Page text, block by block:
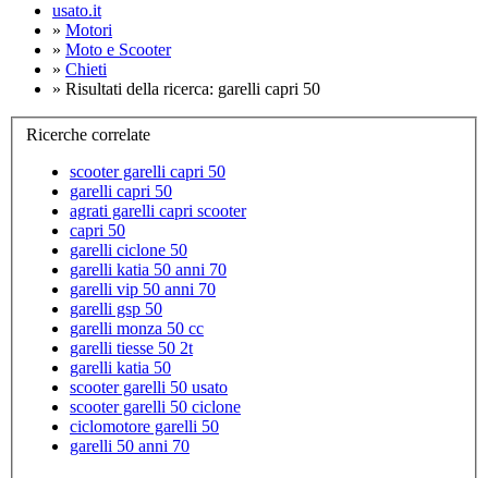
usato.it
» Motori
» Moto e Scooter
» Chieti
» Risultati della ricerca: garelli capri 50
Ricerche correlate
scooter garelli capri 50
garelli capri 50
agrati garelli capri scooter
capri 50
garelli ciclone 50
garelli katia 50 anni 70
garelli vip 50 anni 70
garelli gsp 50
garelli monza 50 cc
garelli tiesse 50 2t
garelli katia 50
scooter garelli 50 usato
scooter garelli 50 ciclone
ciclomotore garelli 50
garelli 50 anni 70